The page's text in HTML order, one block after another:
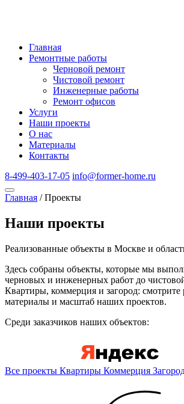
Главная
Ремонтные работы
Черновой ремонт
Чистовой ремонт
Инженерные работы
Ремонт офисов
Услуги
Наши проекты
О нас
Материалы
Контакты
8-499-403-17-05 info@former-home.ru
Главная / Проекты
Наши проекты
Реализованные объекты в Москве и
Здесь собраны объекты, которые мы
черновых и инженерных работ до
Квартиры, коммерция и загород: смотрите
материалы и масштаб наших проектов.
Среди заказчиков наших объектов:
Все проекты Квартиры Коммерция